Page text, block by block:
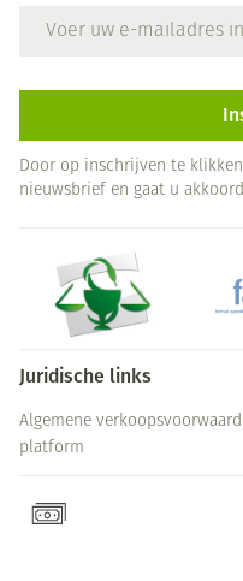
Door op inschrijven te
nieuwsbrief en gaat u
Juridische links
Algemene
platform